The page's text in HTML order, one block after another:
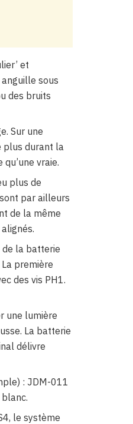
et
anguille sous
des bruits
Sur une
plus durant la
vraie.
plus de
par ailleurs
de la même
de la batterie
première
des vis PH1.
une lumière
La batterie
délivre
: JDM-011
le système